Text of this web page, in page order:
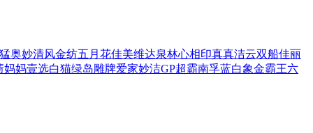
奥妙清风金纺五月花佳美维达泉林心相印真真洁云双船佳丽
妈妈壹选白猫绿岛雕牌爱家妙洁GP超霸南孚蓝白象金霸王六